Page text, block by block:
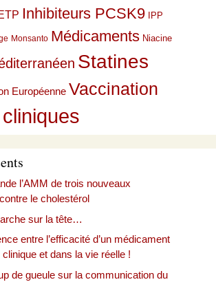
Inhibiteurs PCSK9 IPP
Monsanto Médicaments Niacine
Statines
Européenne Vaccination
l’AMM de trois nouveaux
le cholestérol
sur la tête…
entre l’efficacité d’un médicament
clinique et dans la vie réelle !
de gueule sur la communication du